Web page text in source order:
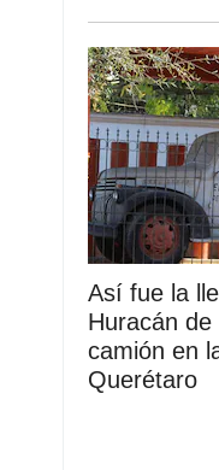
Así fue la
Huracán
camión en
Querétaro